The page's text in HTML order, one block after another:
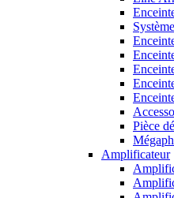
Pièce
Amplificateur